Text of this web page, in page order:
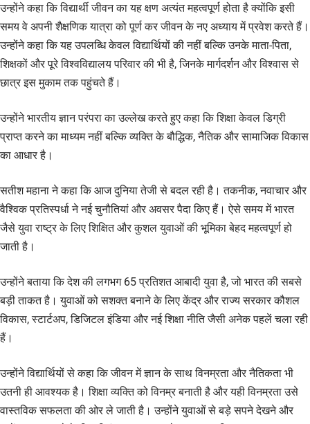
उन्होंने कहा कि विद्यार्थी जीवन का यह क्षण अत्यंत महत्वपूर्ण होता है क्योंकि इसी
समय वे अपनी शैक्षणिक यात्रा को पूर्ण कर जीवन के नए अध्याय में प्रवेश करते हैं।
उन्होंने कहा कि यह उपलब्धि केवल विद्यार्थियों की नहीं बल्कि उनके माता-पिता,
शिक्षकों और पूरे विश्वविद्यालय परिवार की भी है, जिनके मार्गदर्शन और विश्वास से
छात्र इस मुकाम तक पहुंचते हैं।
उन्होंने भारतीय ज्ञान परंपरा का उल्लेख करते हुए कहा कि शिक्षा केवल डिग्री
प्राप्त करने का माध्यम नहीं बल्कि व्यक्ति के बौद्धिक, नैतिक और सामाजिक विकास
का आधार है।
सतीश महाना ने कहा कि आज दुनिया तेजी से बदल रही है। तकनीक, नवाचार और
वैश्विक प्रतिस्पर्धा ने नई चुनौतियां और अवसर पैदा किए हैं। ऐसे समय में भारत
जैसे युवा राष्ट्र के लिए शिक्षित और कुशल युवाओं की भूमिका बेहद महत्वपूर्ण हो
जाती है।
उन्होंने बताया कि देश की लगभग 65 प्रतिशत आबादी युवा है, जो भारत की सबसे
बड़ी ताकत है। युवाओं को सशक्त बनाने के लिए केंद्र और राज्य सरकार कौशल
विकास, स्टार्टअप, डिजिटल इंडिया और नई शिक्षा नीति जैसी अनेक पहलें चला रही
हैं।
उन्होंने विद्यार्थियों से कहा कि जीवन में ज्ञान के साथ विनम्रता और नैतिकता भी
उतनी ही आवश्यक है। शिक्षा व्यक्ति को विनम्र बनाती है और यही विनम्रता उसे
वास्तविक सफलता की ओर ले जाती है। उन्होंने युवाओं से बड़े सपने देखने और